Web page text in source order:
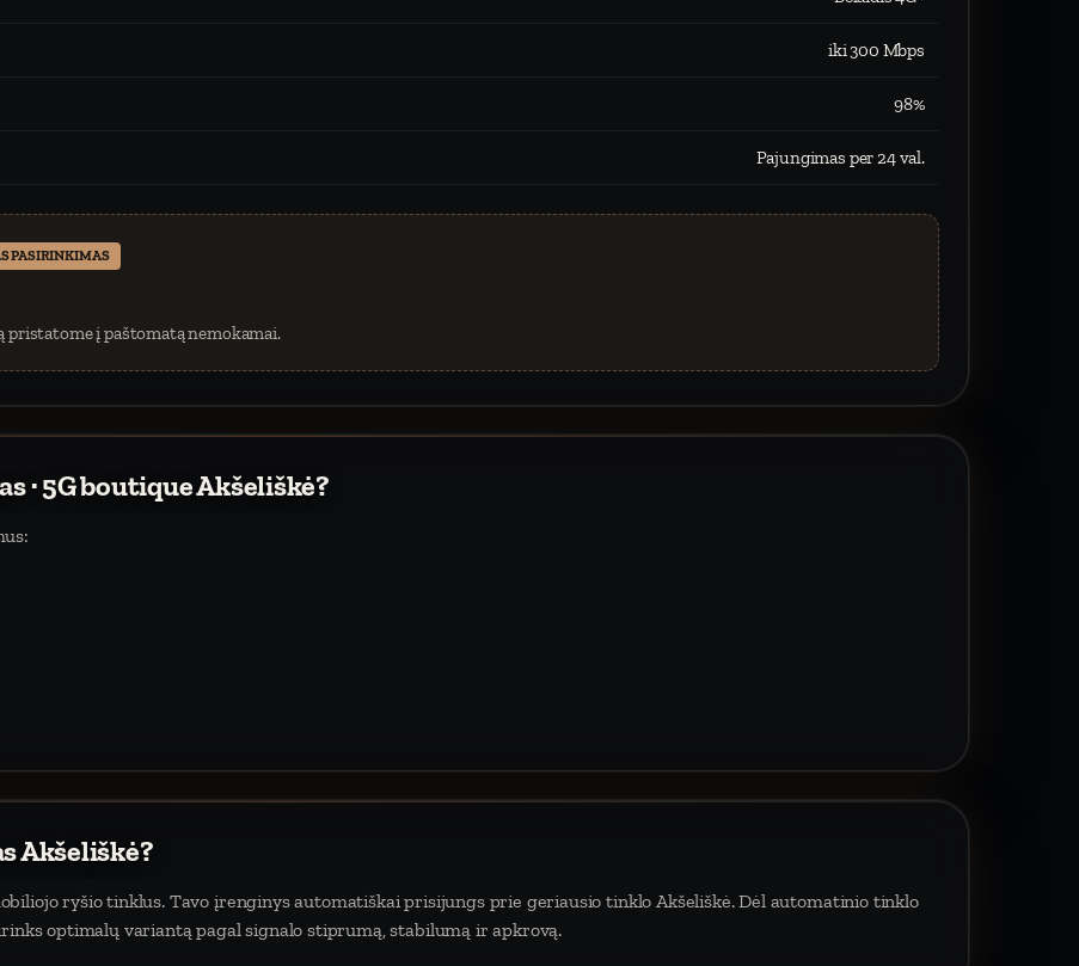
iki 300 Mbps
98%
Pajungimas per 24 val.
PASIRINKIMAS
į paštomatą nemokamai.
· 5G boutique Akšeliškė?
Akšeliškė?
ryšio tinklus. Tavo įrenginys automatiškai prisijungs prie geriausio tinklo Akšeliškė. Dėl automatinio tinklo
optimalų variantą pagal signalo stiprumą, stabilumą ir apkrovą.